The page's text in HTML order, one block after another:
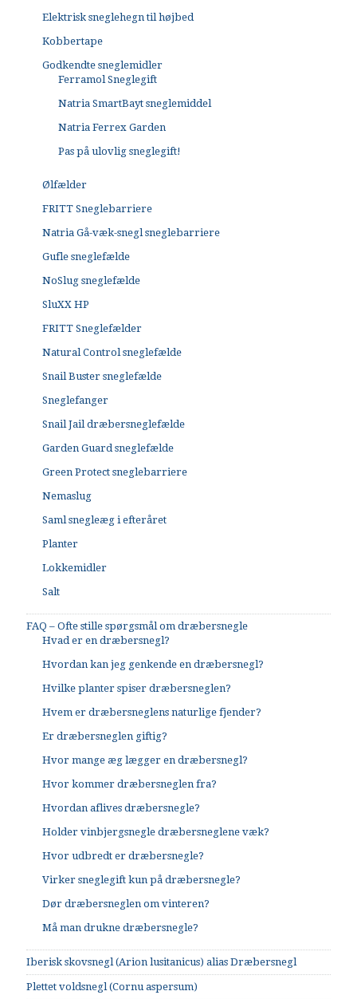
Elektrisk sneglehegn til højbed
Kobbertape
Godkendte sneglemidler
Ferramol Sneglegift
Natria SmartBayt sneglemiddel
Natria Ferrex Garden
Pas på ulovlig sneglegift!
Ølfælder
FRITT Sneglebarriere
Natria Gå-væk-snegl sneglebarriere
Gufle sneglefælde
NoSlug sneglefælde
SluXX HP
FRITT Sneglefælder
Natural Control sneglefælde
Snail Buster sneglefælde
Sneglefanger
Snail Jail dræbersneglefælde
Garden Guard sneglefælde
Green Protect sneglebarriere
Nemaslug
Saml snegleæg i efteråret
Planter
Lokkemidler
Salt
FAQ – Ofte stille spørgsmål om dræbersnegle
Hvad er en dræbersnegl?
Hvordan kan jeg genkende en dræbersnegl?
Hvilke planter spiser dræbersneglen?
Hvem er dræbersneglens naturlige fjender?
Er dræbersneglen giftig?
Hvor mange æg lægger en dræbersnegl?
Hvor kommer dræbersneglen fra?
Hvordan aflives dræbersnegle?
Holder vinbjergsnegle dræbersneglene væk?
Hvor udbredt er dræbersnegle?
Virker sneglegift kun på dræbersnegle?
Dør dræbersneglen om vinteren?
Må man drukne dræbersnegle?
Iberisk skovsnegl (Arion lusitanicus) alias Dræbersnegl
Plettet voldsnegl (Cornu aspersum)